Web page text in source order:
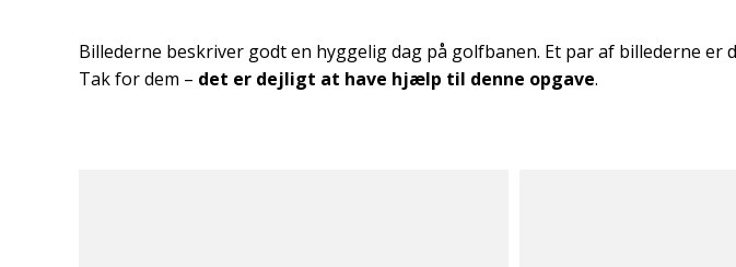
Billederne beskriver godt en hyggelig dag på golfbanen. Et par af billederne er
Tak for dem – det er dejligt at have hjælp til denne opgave.